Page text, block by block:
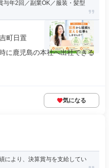
年2回／副業OK／服装・髪型
町日置
に鹿児島の本社へ出社できる
気になる
より、決算賞与を支給してい